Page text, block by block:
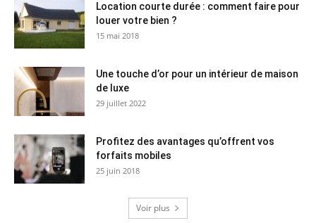
Location courte durée : comment faire pour
louer votre bien ?
15 mai 2018
Une touche d’or pour un intérieur de maison
de luxe
29 juillet 2022
Profitez des avantages qu’offrent vos
forfaits mobiles
25 juin 2018
Voir plus